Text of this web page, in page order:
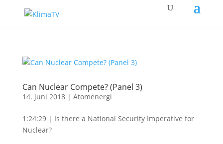
Can Nuclear Compete? (Panel 3)
14. juni 2018| Atomenergi
1:24:29 | Is there a National Security Imperative for
Nuclear?